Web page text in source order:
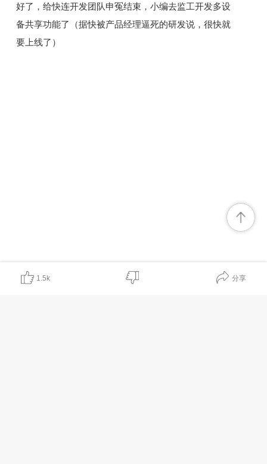
好了，给快连开发团队申冤结束，小编去监工开发多设
备共享功能了（据快被产品经理逼死的研发说，很快就
要上线了）
1.5k 分享
对我有帮助 非常有价值 内容无帮助